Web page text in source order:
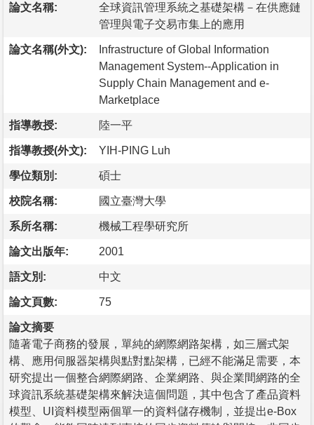
論文名稱:
全球資訊管理系統之基礎架構－在供應鏈
管理與電子交易市集上的應用
論文名稱(外文):
Infrastructure of Global Information
Management System--Application in
Supply Chain Management and e-
Marketplace
指導教授: 陸一平
指導教授(外文): YIH-PING Luh
學位類別: 碩士
校院名稱: 國立臺灣大學
系所名稱: 機械工程學研究所
論文出版年: 2001
語文別: 中文
論文頁數: 75
論文摘要
隨著電子商務的發展，單純的網際網路架構，如三層式架
構、應用伺服器架構與點對點架構，已經不能滿足需要，本
研究提出一個整合網際網路、企業網路、與企業間網路的全
球資訊系統基礎架構來解決這個問題，其中包含了產品資料
模型、UI資料模型兩個單一的資料儲存機制，並提出e-Box